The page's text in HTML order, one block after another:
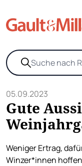
05.09.2023
Gute
Weniger Ertrag,
Winzer*innen